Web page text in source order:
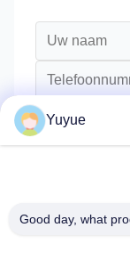
Yuyue
Good day, what